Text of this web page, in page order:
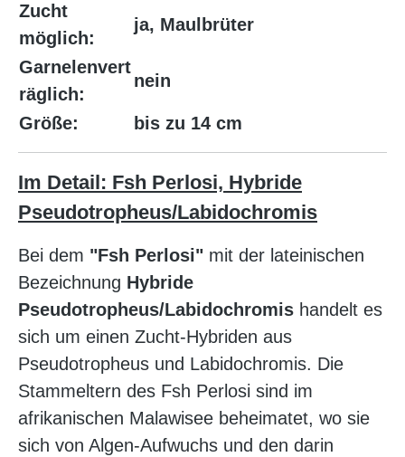
Zucht
möglich:
ja, Maulbrüter
Garnelenvert
räglich:
nein
Größe: bis zu 14 cm
Im Detail: Fsh Perlosi, Hybride
Pseudotropheus/Labidochromis
Bei dem "Fsh Perlosi" mit der lateinischen
Bezeichnung Hybride
Pseudotropheus/Labidochromis handelt es
sich um einen Zucht-Hybriden aus
Pseudotropheus und Labidochromis. Die
Stammeltern des Fsh Perlosi sind im
afrikanischen Malawisee beheimatet, wo sie
sich von Algen-Aufwuchs und den darin